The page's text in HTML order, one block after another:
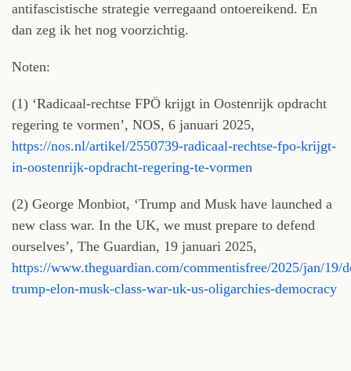
antifascistische strategie verregaand ontoereikend. En
dan zeg ik het nog voorzichtig.
Noten:
(1) ‘Radicaal-rechtse FPÖ krijgt in Oostenrijk opdracht
regering te vormen’, NOS, 6 januari 2025,
https://nos.nl/artikel/2550739-radicaal-rechtse-fpo-krijgt-
in-oostenrijk-opdracht-regering-te-vormen
(2) George Monbiot, ‘Trump and Musk have launched a
new class war. In the UK, we must prepare to defend
ourselves’, The Guardian, 19 januari 2025,
https://www.theguardian.com/commentisfree/2025/jan/19/
trump-elon-musk-class-war-uk-us-oligarchies-democracy